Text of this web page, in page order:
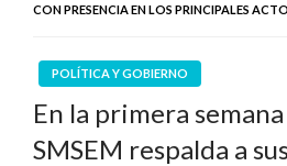
CON PRESENCIA EN LOS PRINCIPALES
POLÍTICA Y GOBIERNO
En la primera semana
SMSEM respalda a